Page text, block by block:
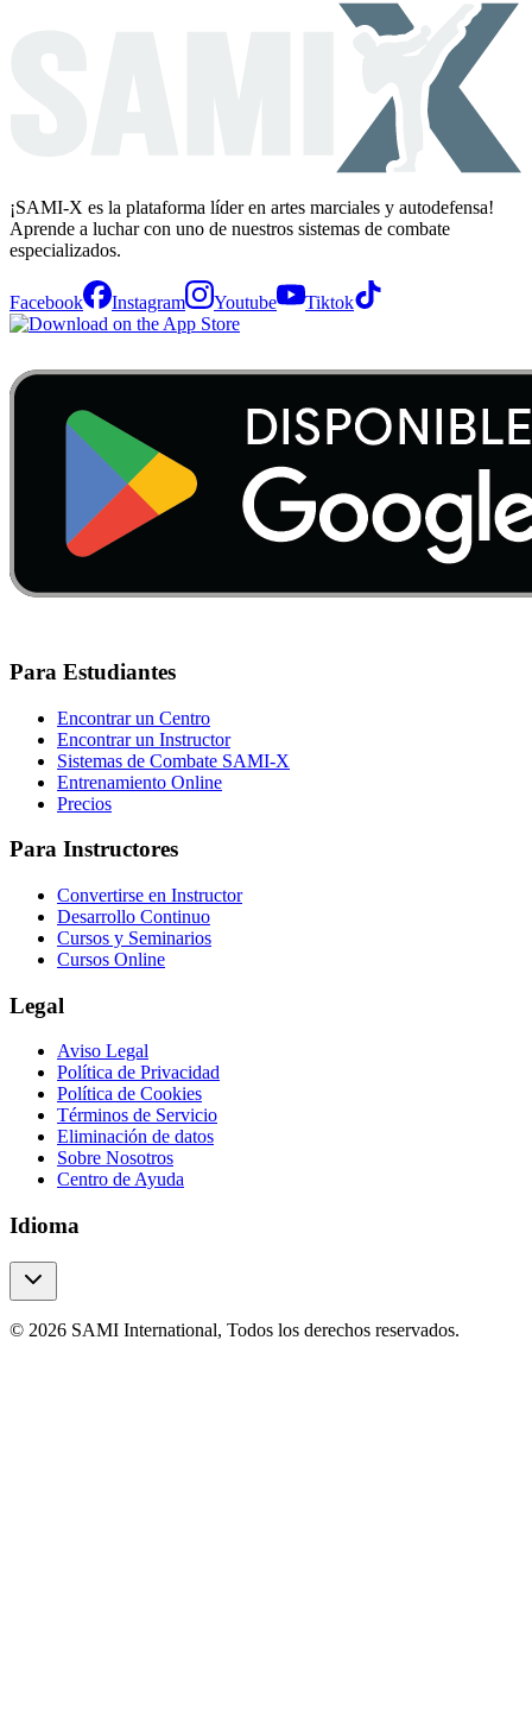
¡SAMI-X es la plataforma líder en artes marciales y autodefensa!
Aprende a luchar con uno de nuestros sistemas de combate
especializados.
Facebook Instagram Youtube Tiktok
Para Estudiantes
Encontrar un Centro
Encontrar un Instructor
Sistemas de Combate SAMI-X
Entrenamiento Online
Precios
Para Instructores
Convertirse en Instructor
Desarrollo Continuo
Cursos y Seminarios
Cursos Online
Legal
Aviso Legal
Política de Privacidad
Política de Cookies
Términos de Servicio
Eliminación de datos
Sobre Nosotros
Centro de Ayuda
Idioma
© 2026 SAMI International, Todos los derechos reservados.